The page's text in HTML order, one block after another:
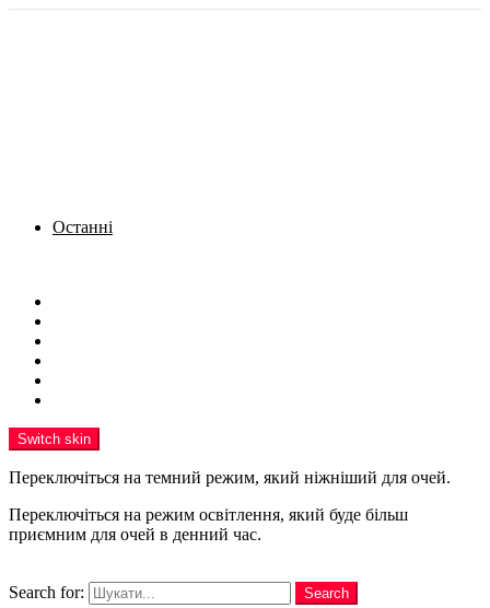
Останні
Switch skin
Переключіться на темний режим, який ніжніший для очей.
Переключіться на режим освітлення, який буде більш
приємним для очей в денний час.
Search for:
Search